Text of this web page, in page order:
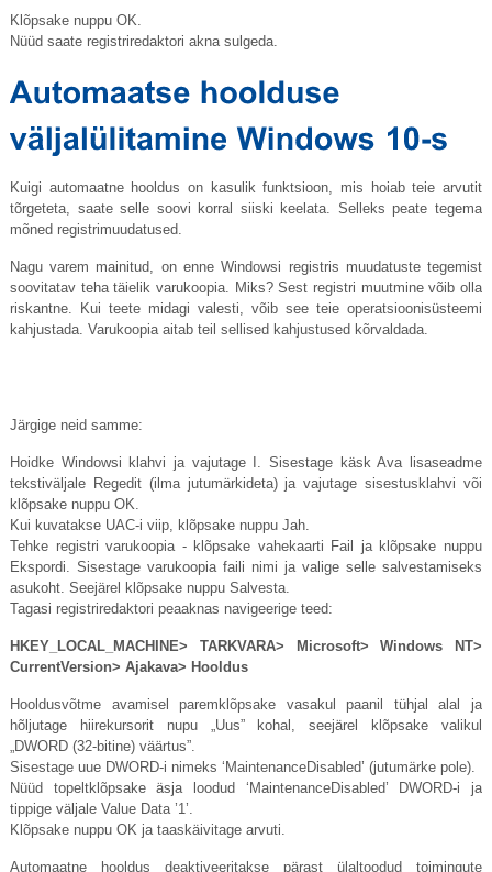
Klõpsake nuppu OK.
Nüüd saate registriredaktori akna sulgeda.
Kuigi automaatne hooldus on kasulik funktsioon, mis hoiab teie arvutit
tõrgeteta, saate selle soovi korral siiski keelata. Selleks peate tegema
mõned registrimuudatused.
Nagu varem mainitud, on enne Windowsi registris muudatuste tegemist
soovitatav teha täielik varukoopia. Miks? Sest registri muutmine võib olla
riskantne. Kui teete midagi valesti, võib see teie operatsioonisüsteemi
kahjustada. Varukoopia aitab teil sellised kahjustused kõrvaldada.
Järgige neid samme:
Hoidke Windowsi klahvi ja vajutage I. Sisestage käsk Ava lisaseadme
tekstiväljale Regedit (ilma jutumärkideta) ja vajutage sisestusklahvi või
klõpsake nuppu OK.
Kui kuvatakse UAC-i viip, klõpsake nuppu Jah.
Tehke registri varukoopia - klõpsake vahekaarti Fail ja klõpsake nuppu
Ekspordi. Sisestage varukoopia faili nimi ja valige selle salvestamiseks
asukoht. Seejärel klõpsake nuppu Salvesta.
Tagasi registriredaktori peaaknas navigeerige teed:
HKEY_LOCAL_MACHINE> TARKVARA> Microsoft> Windows NT>
CurrentVersion> Ajakava> Hooldus
Hooldusvõtme avamisel paremklõpsake vasakul paanil tühjal alal ja
hõljutage hiirekursorit nupu „Uus” kohal, seejärel klõpsake valikul
„DWORD (32-bitine) väärtus”.
Sisestage uue DWORD-i nimeks ‘MaintenanceDisabled’ (jutumärke pole).
Nüüd topeltklõpsake äsja loodud ‘MaintenanceDisabled’ DWORD-i ja
tippige väljale Value Data ’1’.
Klõpsake nuppu OK ja taaskäivitage arvuti.
Automaatne hooldus deaktiveeritakse pärast ülaltoodud toimingute